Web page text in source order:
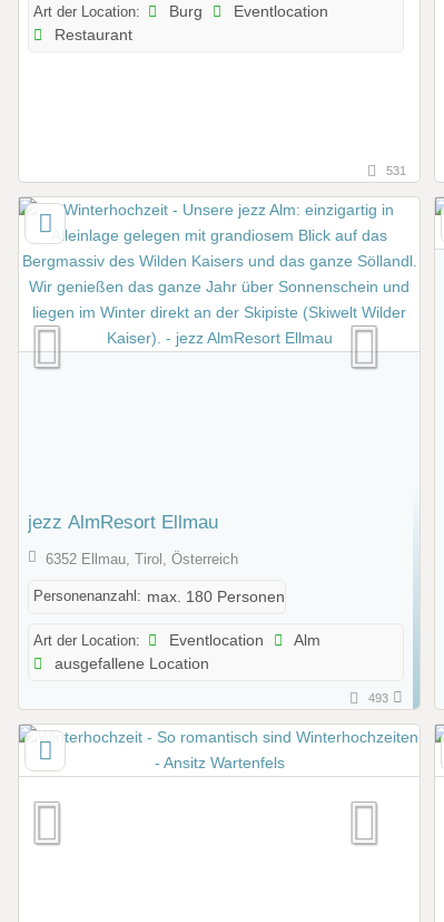
Art der Location: Burg
Eventlocation
Restaurant
531
jezz AlmResort Ellmau
6352 Ellmau, Tirol, Österreich
Personenanzahl: max. 180 Personen
Art der Location: Eventlocation
Alm
ausgefallene Location
493